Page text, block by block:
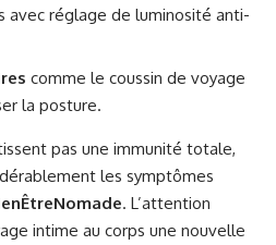
réglage de luminosité anti-
comme le coussin de voyage
la posture.
pas une immunité totale,
les symptômes
. L’attention
intime au corps une nouvelle